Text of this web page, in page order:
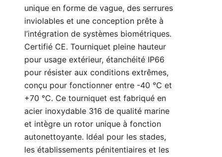
unique en forme de vague, des serrures
inviolables et une conception prête à
l’intégration de systèmes biométriques.
Certifié CE. Tourniquet pleine hauteur
pour usage extérieur, étanchéité IP66
pour résister aux conditions extrêmes,
conçu pour fonctionner entre -40 °C et
+70 °C. Ce tourniquet est fabriqué en
acier inoxydable 316 de qualité marine
et intègre un rotor unique à fonction
autonettoyante. Idéal pour les stades,
les établissements pénitentiaires et les